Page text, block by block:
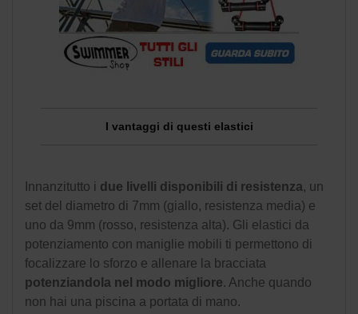
I vantaggi di questi elastici
Innanzitutto i due livelli disponibili di resistenza, un
set del diametro di 7mm (giallo, resistenza media) e
uno da 9mm (rosso, resistenza alta). Gli elastici da
potenziamento con maniglie mobili ti permettono di
focalizzare lo sforzo e allenare la bracciata
potenziandola nel modo migliore. Anche quando
non hai una piscina a portata di mano.